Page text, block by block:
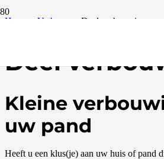
Home Verbouw Deel verbouwing
Deel
Kleine
uw pand
Heeft u een klus(je) aan uw huis of pand